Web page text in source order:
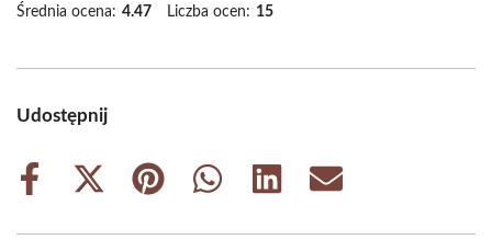
Średnia ocena: 4.47 Liczba ocen: 15
Udostępnij
Share
Share
(Twitter)
Share
Share
Share
Share